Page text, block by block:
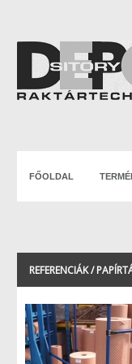
FŐOLDAL
REFERENCIÁK /